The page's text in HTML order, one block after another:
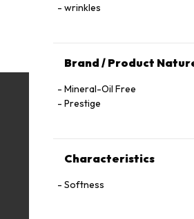
wrinkles
Brand / Product
Mineral-Oil Free
Prestige
Characteristics
Softness